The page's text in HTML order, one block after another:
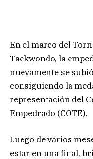
En el marco del
Taekwondo, la
nuevamente se
consiguiendo la
representación del
Empedrado (COTE).
Luego de varios
estar en una final,